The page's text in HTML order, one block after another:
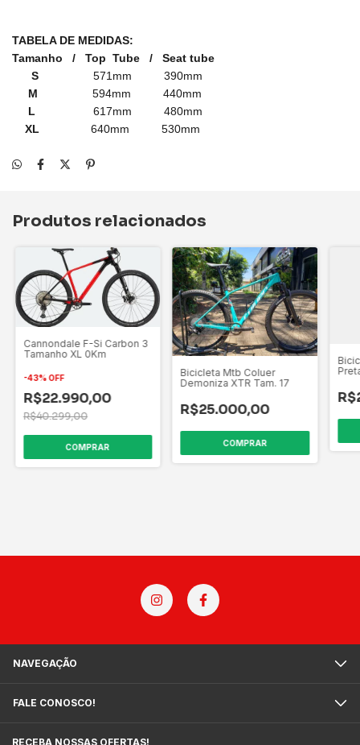
TABELA DE MEDIDAS:
Tamanho / Top Tube / Seat tube
S 571mm 390mm
M 594mm 440mm
L 617mm 480mm
XL 640mm 530mm
Produtos relacionados
Cannondale F-Si Carbon 3
Tamanho XL 0Km
-43%OFF
R$22.990,00
R$40.299,00
COMPRAR
Bicicleta Mtb Coluer
Demoniza XTR Tam. 17
R$25.000,00
COMPRAR
NAVEGAÇÃO
FALE CONOSCO!
RECEBA NOSSAS OFERTAS!